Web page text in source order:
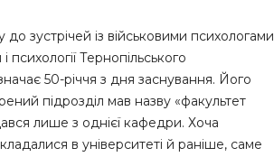
до зустрічей із військовими психологами
психології Тернопільського
50-річчя з дня заснування. Його
підрозділ мав назву «факультет
лише з однієї кафедри. Хоча
в університеті й раніше, саме